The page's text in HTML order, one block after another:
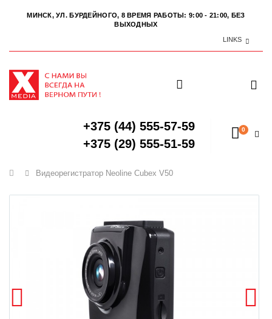
МИНСК, УЛ. БУРДЕЙНОГО, 8 ВРЕМЯ РАБОТЫ: 9:00 - 21:00, БЕЗ
ВЫХОДНЫХ
LINKS
+375 (44) 555-57-59
+375 (29) 555-51-59
0
Главная
Видеорегистратор Neoline Cubex V50